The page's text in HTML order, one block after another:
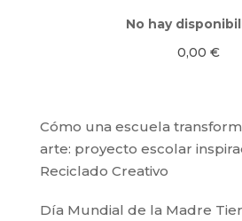
No hay
0,00 €
Cómo una escuela
arte: proyecto escolar
Reciclado Creativo
Día Mundial de la Madre